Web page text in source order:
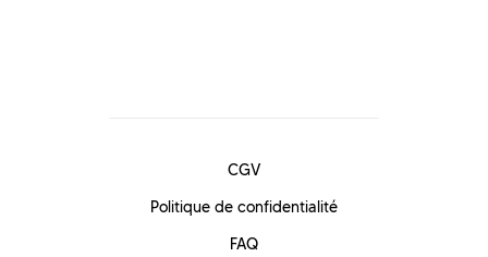
CGV
Politique de confidentialité
FAQ